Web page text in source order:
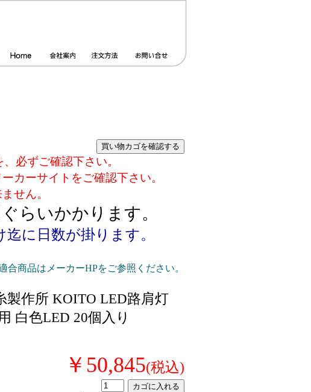
必ずご確認下さい。
カーサイトをご確認下さい。
せん。
らいかかります。
に日数が掛ります。
商品はメーカーHPをご参照ください。
製作所 KOITO LED路肩灯
白色LED 20個入り
￥50,845(税込)